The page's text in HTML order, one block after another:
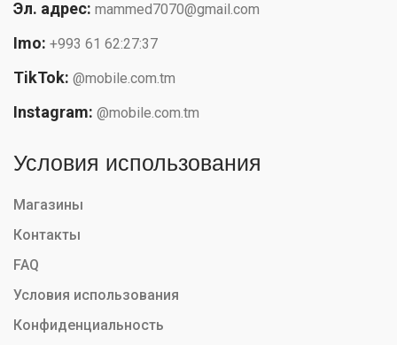
Эл. адрес: mammed7070@gmail.com
Imo: +993 61 62:27:37
TikTok: @mobile.com.tm
Instagram: @mobile.com.tm
Условия использования
Магазины
Контакты
FAQ
Условия использования
Конфиденциальность